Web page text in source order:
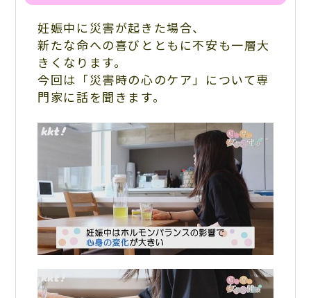
妊娠中に災害が起きた場合、
新たな命への喜びとともに不安も一層大
きくなります。
今回は「災害時の心のケア」について専
門家に話を聞きます。